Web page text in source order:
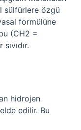
sülfürlere özgü
formülüne
(CH2 =
hidrojen
edilir. Bu